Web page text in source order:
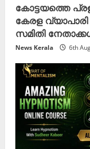
കോട്ടയത്തെ
കേരള
സമിതി
News Kerala 6th